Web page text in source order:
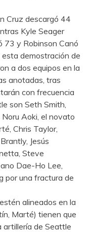
Cruz descargó 44
Kyle Seager
73 y Robinson Canó
demostración de
a dos equipos en la
anotadas, tras
con frecuencia
son Seth Smith,
Aoki, el novato
Chris Taylor,
Jesús
Steve
Dae-Ho Lee,
por una fractura de
alineados en la
Marté) tienen que
artillería de Seattle